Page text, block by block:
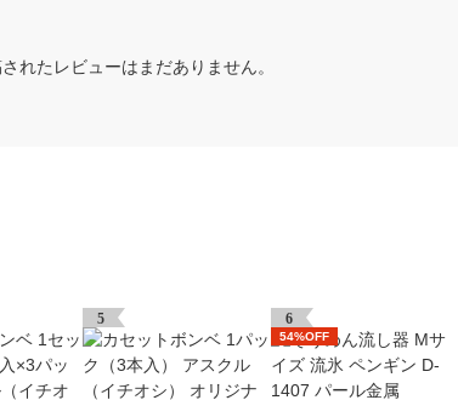
れたレビューはまだありません。
5 6
54%OFF